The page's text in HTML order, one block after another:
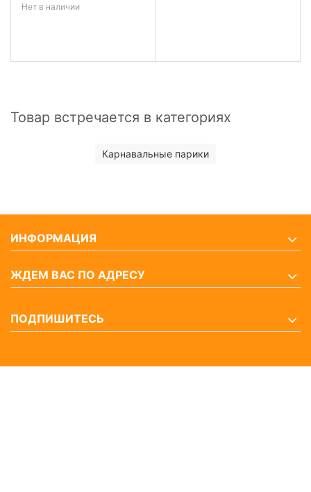
Нет в наличии
Товар встречается в категориях
Карнавальные парики
ИНФОРМАЦИЯ
ЖДЕМ ВАС ПО АДРЕСУ
ПОДПИШИТЕСЬ